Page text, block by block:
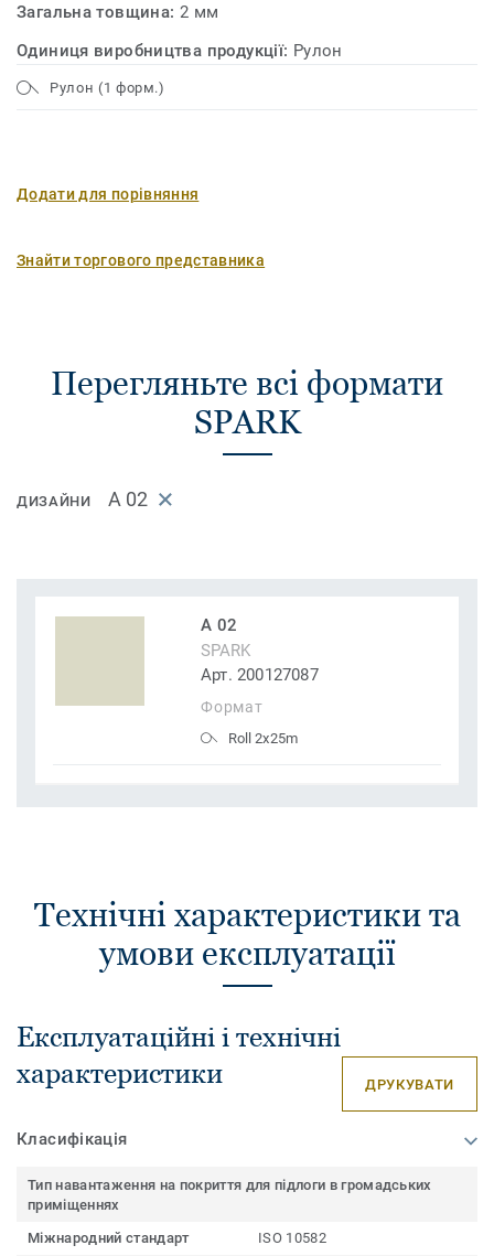
Загальна товщина: 2 мм
Одиниця виробництва продукції: Рулон
Рулон (1 форм.)
Додати для порівняння
Знайти торгового представника
Перегляньте всі формати
SPARK
ДИЗАЙНИ A 02
A 02
SPARK
Арт. 200127087
Формат
Roll 2x25m
Технічні характеристики та
умови експлуатації
Експлуатаційні і технічні
характеристики
ДРУКУВАТИ
Класифікація
Тип навантаження на покриття для підлоги в громадських
приміщеннях
Міжнародний стандарт
ISO 10582